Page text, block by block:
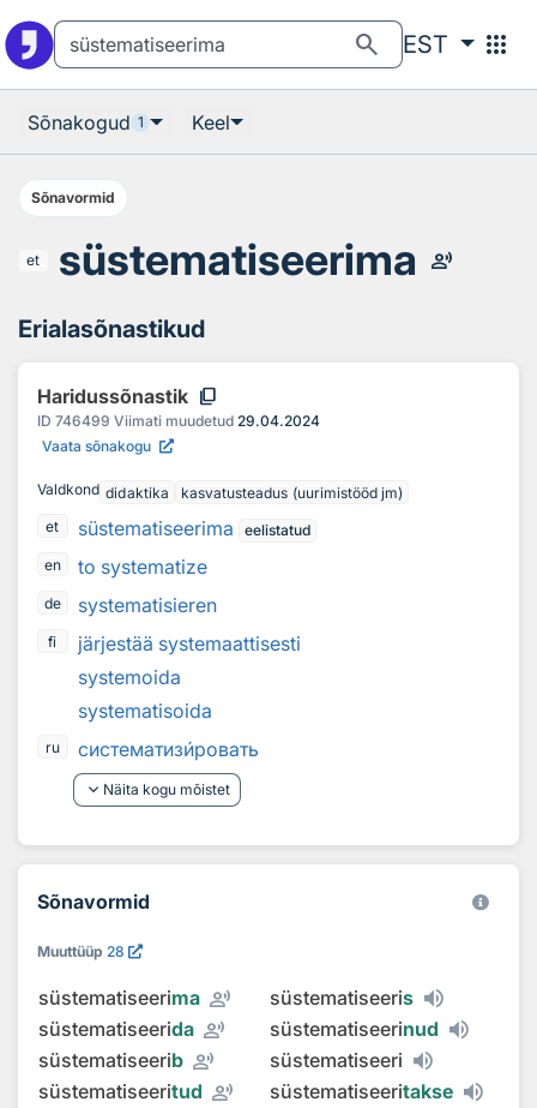
search EST apps
Sõnakogud 1 Keel
Sõnavormid
et süstematiseerima record_voice_over
Erialasõnastikud
Haridussõnastik content_copy
ID 746499 Viimati muudetud 29.04.2024
Vaata sõnakogu
Valdkond didaktika
kasvatusteadus (uurimistööd jm)
et
süstematiseerima
eelistatud
en
to systematize
de systematisieren
fi
järjestää systemaattisesti
systemoida
systematisoida
ru систематизировать
keyboard_arrow_down Näita kogu mõistet
Sõnavormid
Muuttüüp 28
süstematiseerima record_voice_over süstematiseeris
süstematiseerida record_voice_over süstematiseerinud
süstematiseerib record_voice_over
süstematiseeri
süstematiseeritud record_voice_over süstematiseeritakse